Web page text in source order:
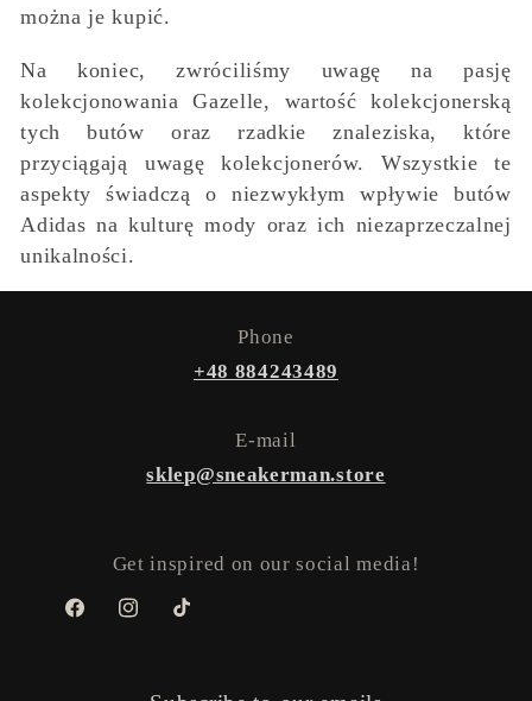
można je kupić.
Na koniec, zwróciliśmy uwagę na pasję
kolekcjonowania Gazelle, wartość kolekcjonerską
tych butów oraz rzadkie znaleziska, które
przyciągają uwagę kolekcjonerów. Wszystkie te
aspekty świadczą o niezwykłym wpływie butów
Adidas na kulturę mody oraz ich niezaprzeczalnej
unikalności.
Phone
+48 884243489
E-mail
sklep@sneakerman.store
Get inspired on our social media!
FacebookInstagramTikTok